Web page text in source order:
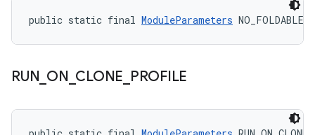
public static final ModuleParameters
RUN ON CLONE PROFILE